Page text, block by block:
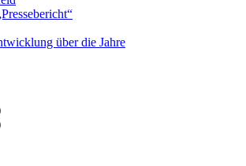
über die Jahre